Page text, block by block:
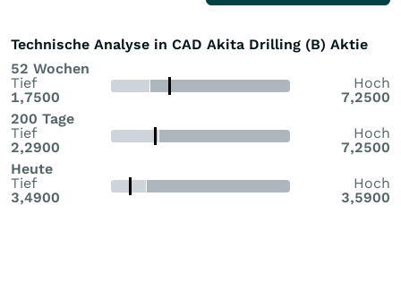
Technische Analyse in CAD Akita Drilling (B) Aktie
52 Wochen
Tief
1,7500
Hoch
7,2500
200 Tage
Tief
2,2900
Hoch
7,2500
Heute
Tief
3,4900
Hoch
3,5900